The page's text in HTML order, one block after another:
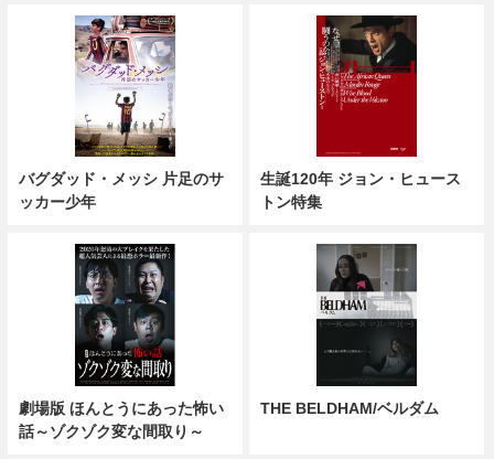
バグダッド・メッシ 片足のサ
ッカー少年
生誕120年 ジョン・ヒュース
トン特集
劇場版 ほんとうにあった怖い
話～ゾクゾク変な間取り～
THE BELDHAM/ベルダム